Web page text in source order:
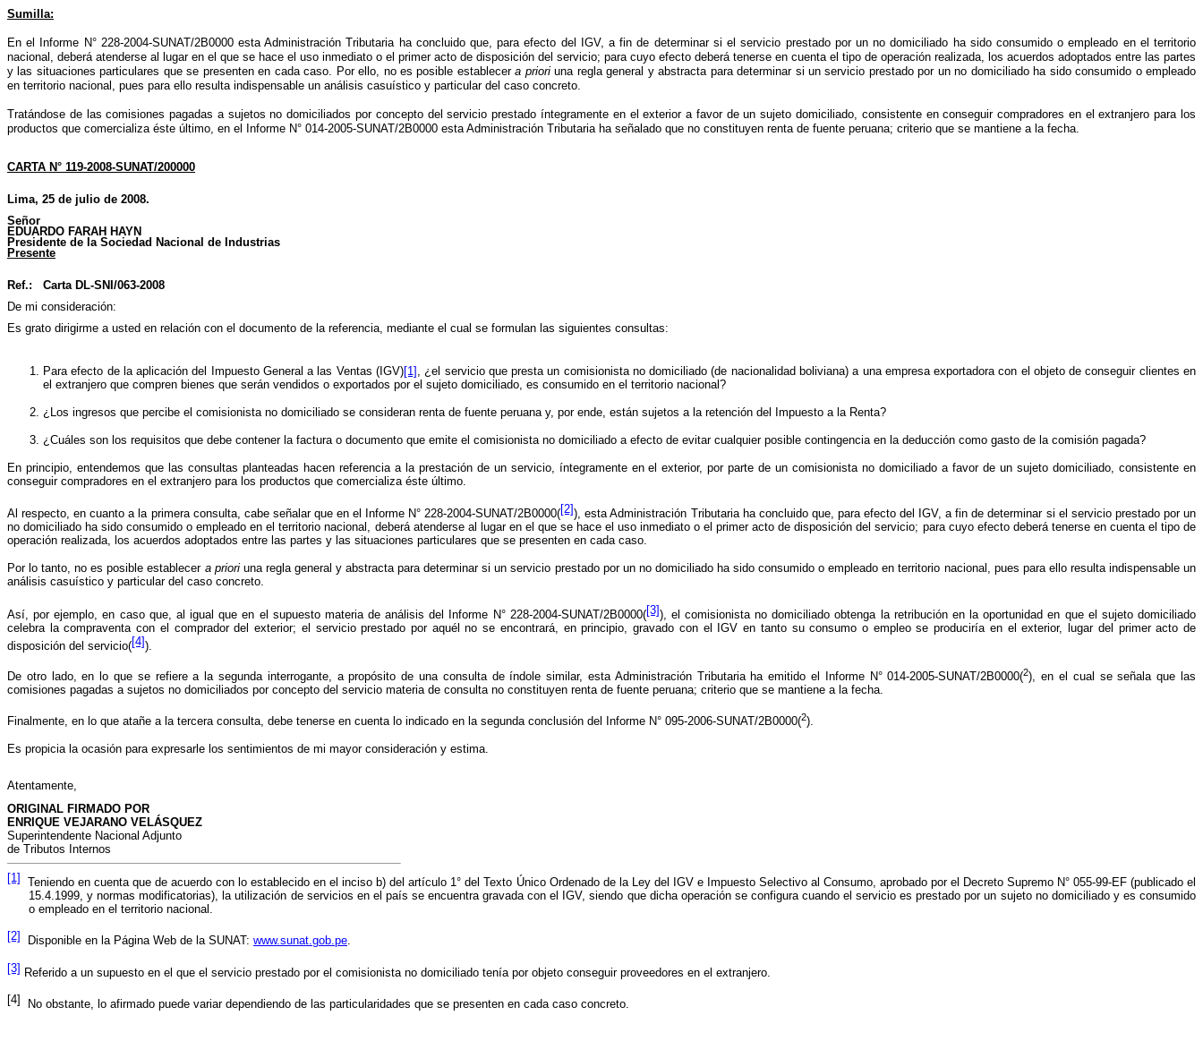
Sumilla:
En el Informe N° 228-2004-SUNAT/2B0000 esta Administración Tributaria ha concluido que, para efecto del IGV, a fin de determinar si el servicio prestado por un no domiciliado ha sido consumido o empleado en el territorio
nacional, deberá atenderse al lugar en el que se hace el uso inmediato o el primer acto de disposición del servicio; para cuyo efecto deberá tenerse en cuenta el tipo de operación realizada, los acuerdos adoptados entre las partes
y las situaciones particulares que se presenten en cada caso. Por ello, no es posible establecera prioriuna regla general y abstracta para determinar si un servicio prestado por un no domiciliado ha sido consumido o empleado
en territorio nacional, pues para ello resulta indispensable un análisis casuístico y particular del caso concreto.
Tratándose de las comisiones pagadas a sujetos no domiciliados por concepto del servicio prestado íntegramente en el exterior a favor de un sujeto domiciliado, consistente en conseguir compradores en el extranjero para los
productos que comercializa éste último, en el Informe N° 014-2005-SUNAT/2B0000 esta Administración Tributaria ha señalado que no constituyen renta de fuente peruana; criterio que se mantiene a la fecha.
CARTA N° 119-2008-SUNAT/200000
Lima, 25 de julio de 2008.
Señor
EDUARDO FARAH HAYN
Presidente de la Sociedad Nacional de Industrias
Presente
Ref.: Carta DL-SNI/063-2008
De mi consideración:
Es grato dirigirme a usted en relación con el documento de la referencia, mediante el cual se formulan las siguientes consultas:
Para efecto de la aplicación del Impuesto General a las Ventas (IGV)[1] , ¿el servicio que presta un comisionista no domiciliado (de nacionalidad boliviana) a una empresa exportadora con el objeto de conseguir clientes en
el extranjero que compren bienes que serán vendidos o exportados por el sujeto domiciliado, es consumido en el territorio nacional?
¿Los ingresos que percibe el comisionista no domiciliado se consideran renta de fuente peruana y, por ende, están sujetos a la retención del Impuesto a la Renta?
¿ Cuáles son los requisitos que debe contener la factura o documento que emite el comisionista no domiciliado a efecto de evitar cualquier posible contingencia en la deducción como gasto de la comisión pagada?
En principio, entendemos que las consultas planteadas hacen referencia a la prestación de un servicio, íntegramente en el exterior, por parte de un comisionista no domiciliado a favor de un sujeto domiciliado, consistente en
conseguir compradores en el extranjero para los productos que comercializa éste último.
Al respecto, en cuanto a la primera consulta, cabe señalar que en el Informe N° 228-2004-SUNAT/2B0000([2]), esta Administración Tributaria ha concluido que, para efecto del IGV, a fin de determinar si el servicio prestado por un
no domiciliado ha sido consumido o empleado en el territorio nacional, deberá atenderse al lugar en el que se hace el uso inmediato o el primer acto de disposición del servicio; para cuyo efecto deberá tenerse en cuenta el tipo de
operación realizada, los acuerdos adoptados entre las partes y las situaciones particulares que se presenten en cada caso.
Por lo tanto, no es posible establecer a prioriuna regla general y abstracta para determinar si un servicio prestado por un no domiciliado ha sido consumido o empleado en territorio nacional, pues para ello resulta indispensable un
análisis casuístico y particular del caso concreto.
Así, por ejemplo, en caso que, al igual que en el supuesto materia de análisis del Informe N° 228-2004-SUNAT/2B0000([3]), el comisionista no domiciliado obtenga la retribución en la oportunidad en que el sujeto domiciliado
celebra la compraventa con el comprador del exterior; el servicio prestado por aquél no se encontrará, en principio, gravado con el IGV en tanto su consumo o empleo se produciría en el exterior, lugar del primer acto de
disposición del servicio([4]).
De otro lado, en lo que se refiere a la segunda interrogante, a propósito de una consulta de índole similar, esta Administración Tributaria ha emitido el Informe N° 014-2005-SUNAT/2B0000(2), en el cual se señala que las
comisiones pagadas a sujetos no domiciliados por concepto del servicio materia de consulta no constituyen renta de fuente peruana; criterio que se mantiene a la fecha.
Finalmente, en lo que atañe a la tercera consulta, debe tenerse en cuenta lo indicado en la segunda conclusión del Informe N° 095-2006-SUNAT/2B0000(2).
Es propicia la ocasión para expresarle los sentimientos de mi mayor consideración y estima.
Atentamente,
ORIGINAL FIRMADO POR
ENRIQUE VEJARANO VELÁSQUEZ
Superintendente Nacional Adjunto
de Tributos Internos
[1] Teniendo en cuenta que de acuerdo con lo establecido en el inciso b) del artículo 1° del Texto Único Ordenado de la Ley del IGV e Impuesto Selectivo al Consumo, aprobado por el Decreto Supremo N° 055-99-EF (publicado el
15.4.1999, y normas modificatorias), la utilización de servicios en el país se encuentra gravada con el IGV, siendo que dicha operación se configura cuando el servicio es prestado por un sujeto no domiciliado y es consumido
o empleado en el territorio nacional.
[2]
Disponible en la Página Web de la SUNAT: www.sunat.gob.pe.
[3] Referido a un supuesto en el que el servicio prestado por el comisionista no domiciliado tenía por objeto conseguir proveedores en el extranjero.
[4]
No obstante, lo afirmado puede variar dependiendo de las particularidades que se presenten en cada caso concreto.